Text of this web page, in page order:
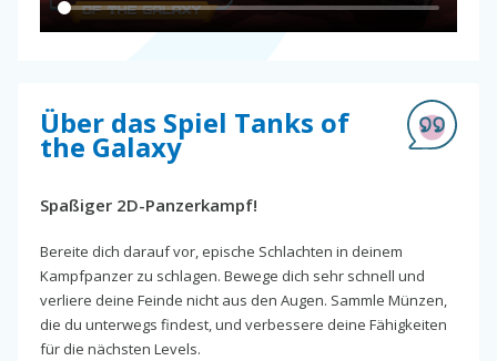
Über das Spiel Tanks of
the Galaxy
Spaßiger 2D-Panzerkampf!
Bereite dich darauf vor, epische Schlachten in deinem
Kampfpanzer zu schlagen. Bewege dich sehr schnell und
verliere deine Feinde nicht aus den Augen. Sammle Münzen,
die du unterwegs findest, und verbessere deine Fähigkeiten
für die nächsten Levels.